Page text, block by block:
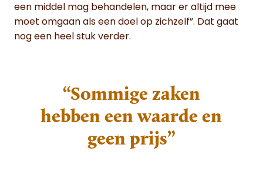
een middel mag behandelen, maar er altijd mee
moet omgaan als een doel op zichzelf”. Dat gaat
nog een heel stuk verder.
“Sommige zaken
hebben een waarde en
geen prijs”